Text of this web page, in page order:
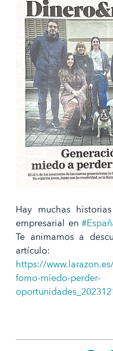
Hay muchas
empresarial en
Te animamos a
artículo:
https://
fomo-miedo-perder-